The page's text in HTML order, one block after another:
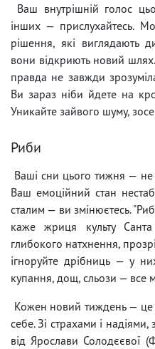
Ваш внутрішній голос
інших — прислухайтесь.
рішення, які виглядають
вони відкриють новий
правда не завжди
Ви зараз ніби йдете на
Уникайте зайвого шуму,
Риби
Ваші сни цього тижня —
Ваш емоційний стан
сталим — ви змінюєтесь.
каже жриця культу
глибокого натхнення,
ігноруйте дрібниць — у
купання, дощ, сльози — все
Кожен новий тиждень — це
себе. Зі страхами і надіями,
від Ярослави